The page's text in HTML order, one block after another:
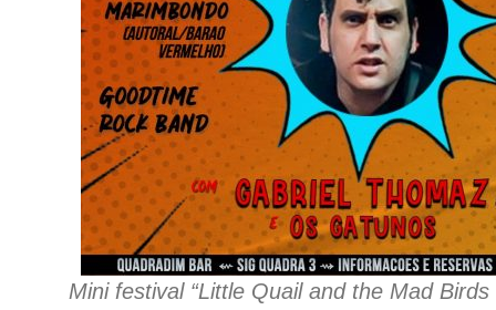
Mini festival “Little Quail and the Mad